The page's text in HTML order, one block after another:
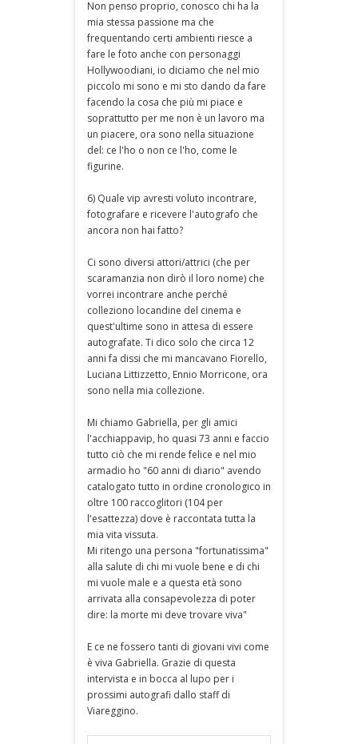
Non penso proprio, conosco chi ha la
mia stessa passione ma che
frequentando certi ambienti riesce a
fare le foto anche con personaggi
Hollywoodiani, io diciamo che nel mio
piccolo mi sono e mi sto dando da fare
facendo la cosa che più mi piace e
soprattutto per me non è un lavoro ma
un piacere, ora sono nella situazione
del: ce l'ho o non ce l'ho, come le
figurine.
6) Quale vip avresti voluto incontrare,
fotografare e ricevere l'autografo che
ancora non hai fatto?
Ci sono diversi attori/attrici (che per
scaramanzia non dirò il loro nome) che
vorrei incontrare anche perché
colleziono locandine del cinema e
quest'ultime sono in attesa di essere
autografate. Ti dico solo che circa 12
anni fa dissi che mi mancavano Fiorello,
Luciana Littizzetto, Ennio Morricone, ora
sono nella mia collezione.
Mi chiamo Gabriella, per gli amici
l'acchiappavip, ho quasi 73 anni e faccio
tutto ciò che mi rende felice e nel mio
armadio ho "60 anni di diario" avendo
catalogato tutto in ordine cronologico in
oltre 100 raccoglitori (104 per
l'esattezza) dove è raccontata tutta la
mia vita vissuta.
Mi ritengo una persona "fortunatissima"
alla salute di chi mi vuole bene e di chi
mi vuole male e a questa età sono
arrivata alla consapevolezza di poter
dire: la morte mi deve trovare viva"
E ce ne fossero tanti di giovani vivi come
è viva Gabriella. Grazie di questa
intervista e in bocca al lupo per i
prossimi autografi dallo staff di
Viareggino.